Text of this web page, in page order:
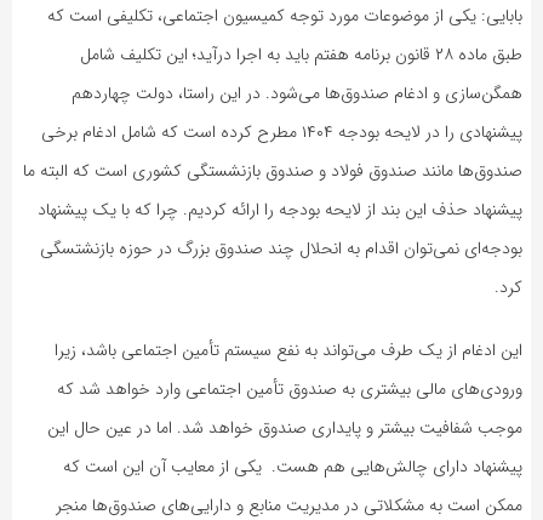
بابایی: یکی از موضوعات مورد توجه کمیسیون اجتماعی، تکلیفی است که
طبق ماده ۲۸ قانون برنامه هفتم باید به اجرا درآید؛ این تکلیف شامل
همگن‌سازی و ادغام صندوق‌ها می‌شود. در این راستا، دولت چهاردهم
پیشنهادی را در لایحه بودجه ۱۴۰۴ مطرح کرده است که شامل ادغام برخی
صندوق‌ها مانند صندوق فولاد و صندوق بازنشستگی کشوری است که البته ما
پیشنهاد حذف این بند از لایحه بودجه را ارائه کردیم. چرا که با یک پیشنهاد
بودجه‌ای نمی‌توان اقدام به انحلال چند صندوق بزرگ در حوزه بازنشتسگی
کرد.
این ادغام از یک طرف می‌تواند به نفع سیستم تأمین اجتماعی باشد، زیرا
ورودی‌های مالی بیشتری به صندوق تأمین اجتماعی وارد خواهد شد که
موجب شفافیت بیشتر و پایداری صندوق خواهد شد. اما در عین حال این
پیشنهاد دارای چالش‌هایی هم هست. یکی از معایب آن این است که
ممکن است به مشکلاتی در مدیریت منابع و دارایی‌های صندوق‌ها منجر